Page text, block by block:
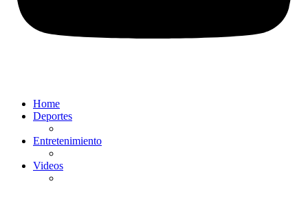
Home
Deportes
Entretenimiento
Videos